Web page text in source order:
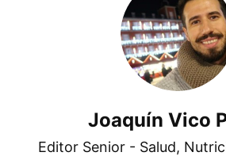
Joaquín Vico
Editor Senior - Salud,